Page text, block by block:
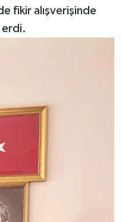
fikir alışverişinde
erdi.